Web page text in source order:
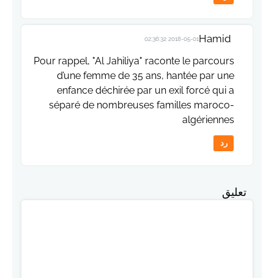
Hamid
2018-05-01 02:36:32
Pour rappel, "Al Jahiliya" raconte le parcours
d’une femme de 35 ans, hantée par une
enfance déchirée par un exil forcé qui a
séparé de nombreuses familles maroco-
algériennes
رد
تعليق